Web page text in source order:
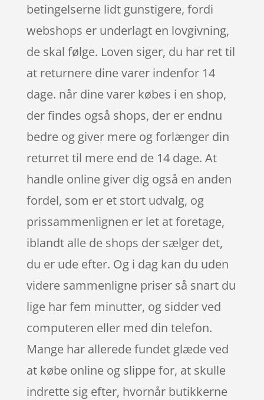
betingelserne lidt gunstigere, fordi
webshops er underlagt en lovgivning,
de skal følge. Loven siger, du har ret til
at returnere dine varer indenfor 14
dage. når dine varer købes i en shop,
der findes også shops, der er endnu
bedre og giver mere og forlænger din
returret til mere end de 14 dage. At
handle online giver dig også en anden
fordel, som er et stort udvalg, og
prissammenlignen er let at foretage,
iblandt alle de shops der sælger det,
du er ude efter. Og i dag kan du uden
videre sammenligne priser så snart du
lige har fem minutter, og sidder ved
computeren eller med din telefon.
Mange har allerede fundet glæde ved
at købe online og slippe for, at skulle
indrette sig efter, hvornår butikkerne